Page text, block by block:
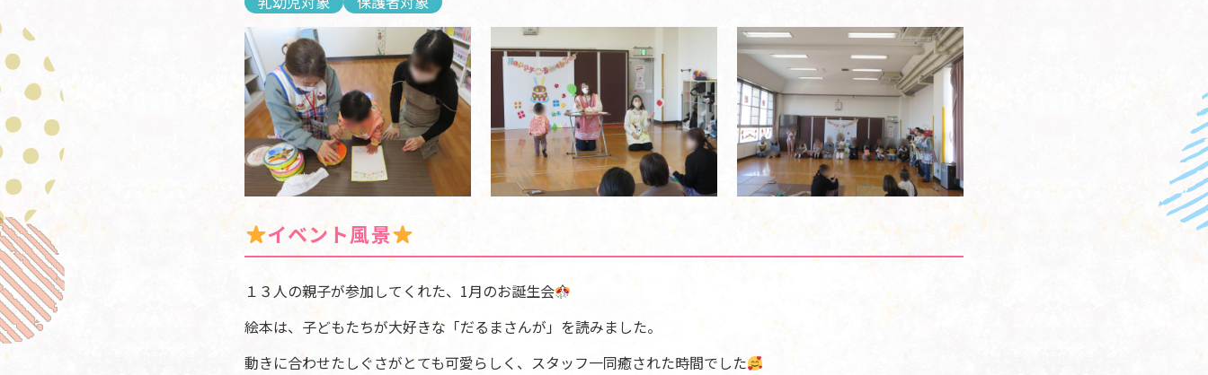
イベント風景
１３人の親子が参加してくれた、1月のお誕生会
絵本は、子どもたちが大好きな「だるまさんが」を読みました。
動きに合わせたしぐさがとても可愛らしく、スタッフ一同癒された時間でした